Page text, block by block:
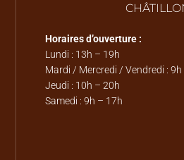
Horaires d’ouverture :
Lundi : 13h – 19h
Mardi / Mercredi / Vendredi : 9h
Jeudi : 10h – 20h
Samedi : 9h – 17h